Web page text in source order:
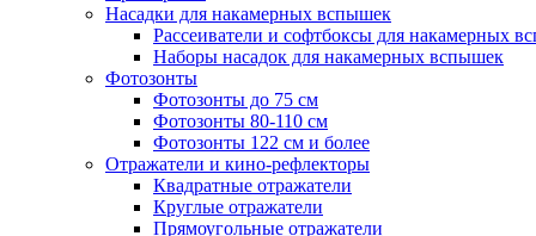
Насадки для накамерных вспышек
Рассеиватели и софтбоксы для накамерных
Наборы насадок для накамерных вспышек
Фотозонты
Фотозонты до 75 см
Фотозонты 80-110 см
Фотозонты 122 см и более
Отражатели и кино-рефлекторы
Квадратные отражатели
Круглые отражатели
Прямоугольные отражатели